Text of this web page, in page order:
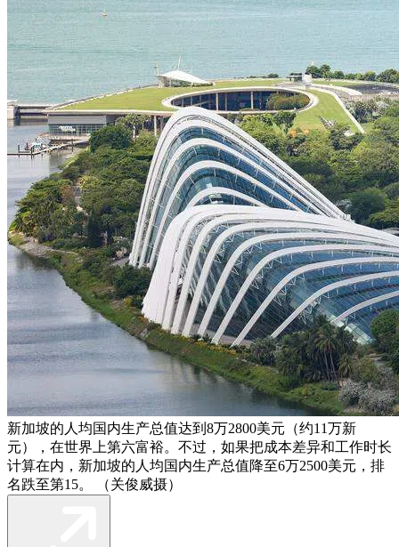
新加坡的人均国内生产总值达到8万2800美元（约11万新
元），在世界上第六富裕。不过，如果把成本差异和工作时长
计算在内，新加坡的人均国内生产总值降至6万2500美元，排
名跌至第15。 （关俊威摄）